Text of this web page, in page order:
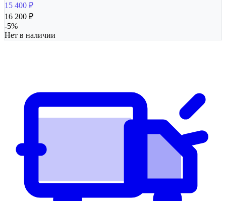
15 400 ₽
16 200 ₽
-5%
Нет в наличии